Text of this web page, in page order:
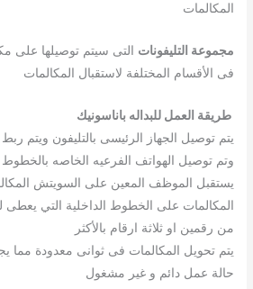
المكالمات
مجموعة التليفونات التى سيتم توصيلها على
فى الأقسام المختلفة لاستقبال المكالمات
طريقة العمل للبداله باناسونيك
يتم توصيل الجهاز الرئيسى بالتليفون ويتم
وتم توصيل الهواتف الفرعيه الخاصه بالخطوط
يستقبل الموظف المعين على السويتش
المكالمات على الخطوط الداخلية التي يعطى
من رقمين او ثلاثة ارقام بالأكثر
يتم تحويل المكالمات فى ثوانى معدودة مما
حالة عمل دائم و غير مشغول